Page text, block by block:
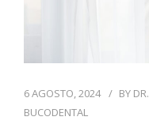
6 AGOSTO, 2024 BY
BUCODENTAL